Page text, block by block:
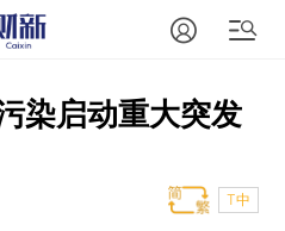
染启动重大突发
T中